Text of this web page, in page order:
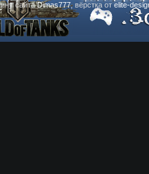
сайтаDimas777, вёрстка от elite-